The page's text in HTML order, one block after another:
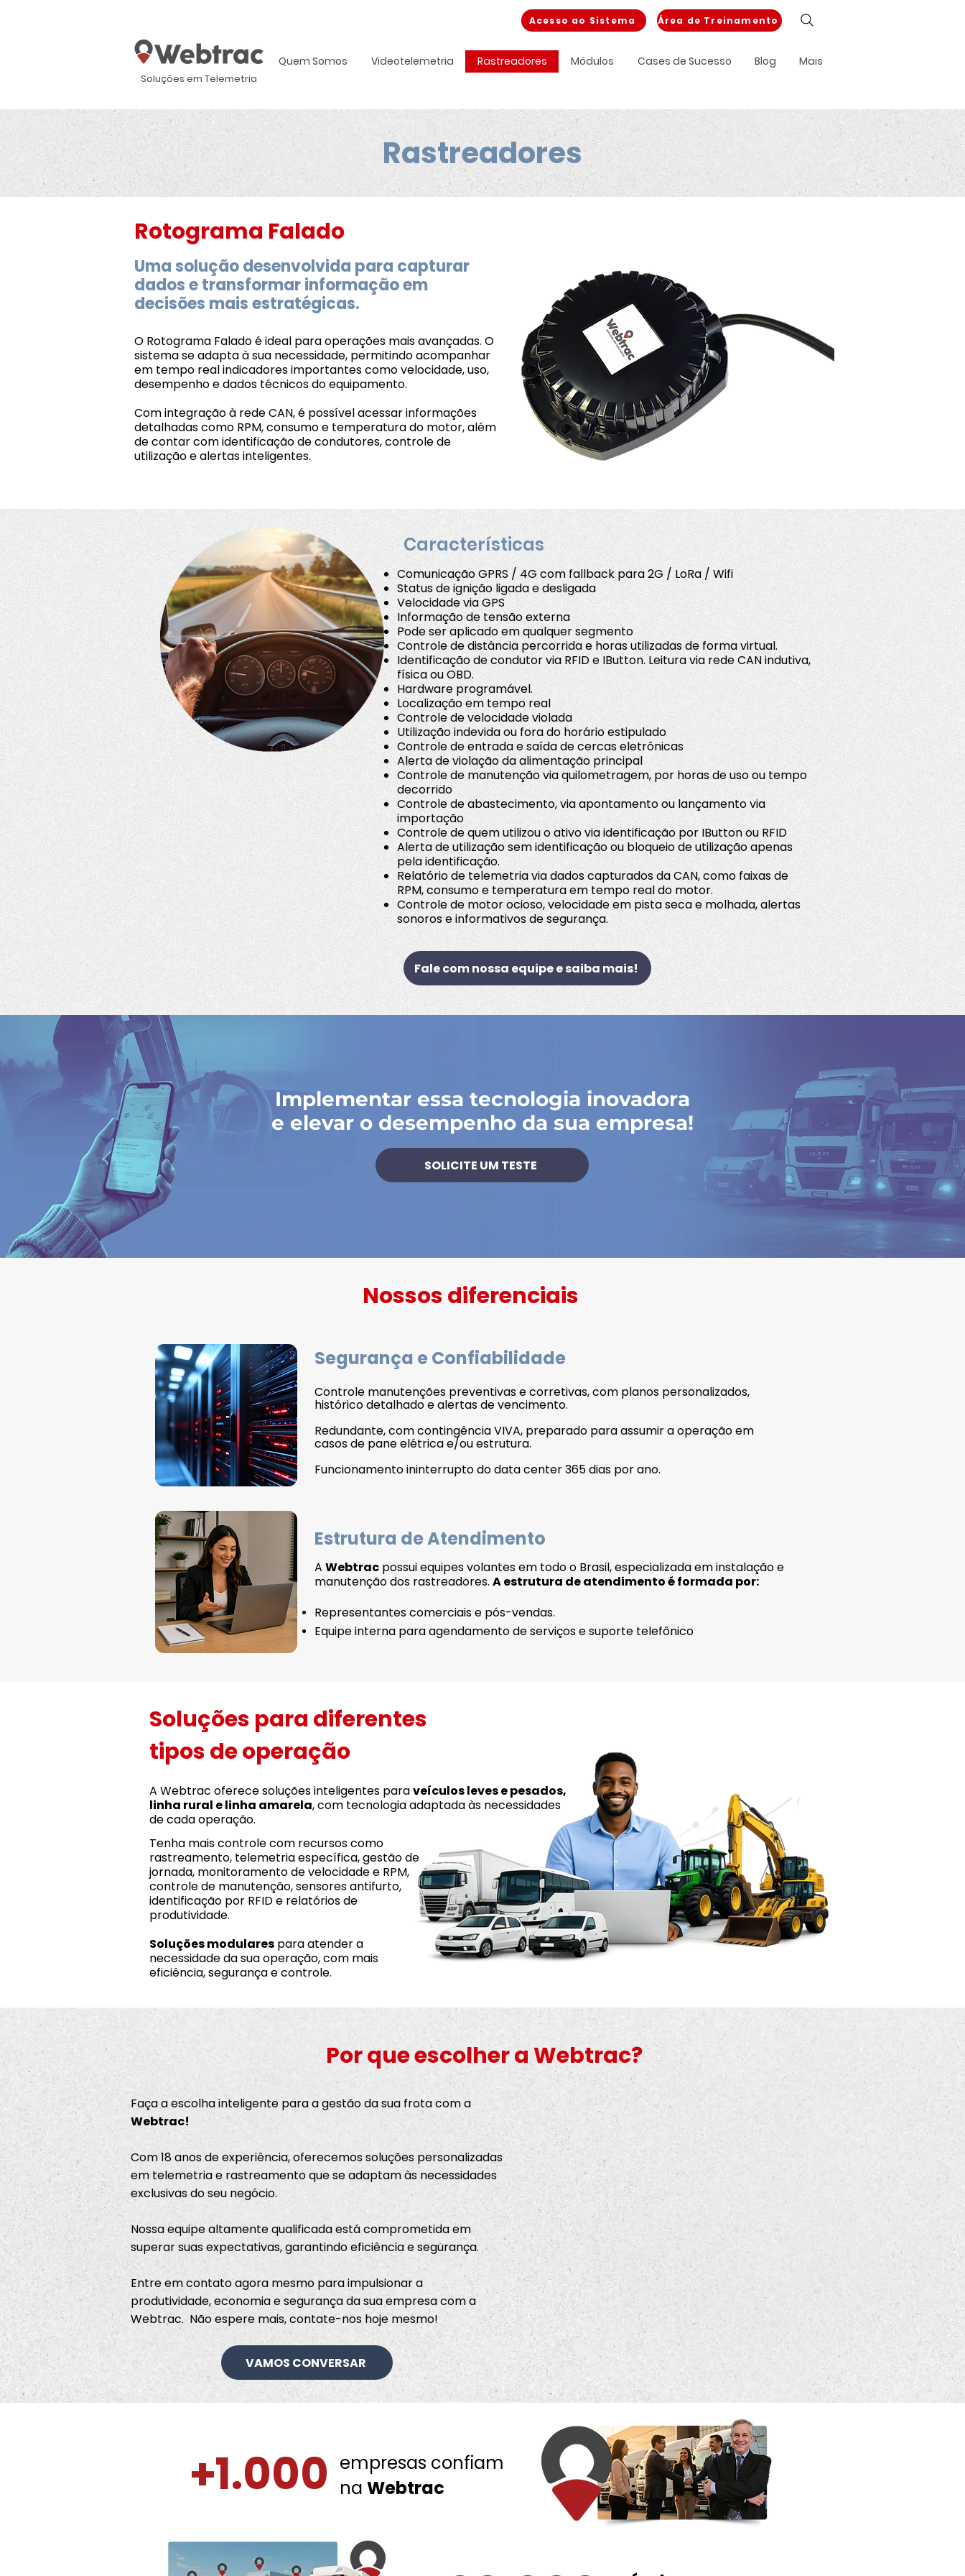
Soluções em Telemetria
Acesso ao Sistema Área de Treinamento
Quem Somos Videotelemetria Rastreadores Módulos Cases de Sucesso Blog Mais
Rastreadores
Rotograma Falado
Uma solução desenvolvida para capturar
dados e transformar informação em
decisões mais estratégicas.
O Rotograma Falado é ideal para operações mais avançadas. O
sistema se adapta à sua necessidade, permitindo acompanhar
em tempo real indicadores importantes como velocidade, uso,
desempenho e dados técnicos do equipamento.
Com integração à rede CAN, é possível acessar informações
detalhadas como RPM, consumo e temperatura do motor, além
de contar com identificação de condutores, controle de
utilização e alertas inteligentes.
Características
Comunicação GPRS / 4G com fallback para 2G / LoRa / Wifi
Status de ignição ligada e desligada
Velocidade via GPS
Informação de tensão externa
Pode ser aplicado em qualquer segmento
Controle de distância percorrida e horas utilizadas de forma virtual.
Identificação de condutor via RFID e IButton. Leitura via rede CAN indutiva,
física ou OBD.
Hardware programável.
Localização em tempo real
Controle de velocidade violada
Utilização indevida ou fora do horário estipulado
Controle de entrada e saída de cercas eletrônicas
Alerta de violação da alimentação principal
Controle de manutenção via quilometragem, por horas de uso ou tempo
decorrido
Controle de abastecimento, via apontamento ou lançamento via
importação
Controle de quem utilizou o ativo via identificação por IButton ou RFID
Alerta de utilização sem identificação ou bloqueio de utilização apenas
pela identificação.
Relatório de telemetria via dados capturados da CAN, como faixas de
RPM, consumo e temperatura em tempo real do motor.
Controle de motor ocioso, velocidade em pista seca e molhada, alertas
sonoros e informativos de segurança.
Fale com nossa equipe e saiba mais!
Implementar essa tecnologia inovadora
e elevar o desempenho da sua empresa!
SOLICITE UM TESTE
Nossos diferenciais
Segurança e Confiabilidade
Controle manutenções preventivas e corretivas, com planos personalizados,
histórico detalhado e alertas de vencimento.
Redundante, com contingência VIVA, preparado para assumir a operação em
casos de pane elétrica e/ou estrutura.
Funcionamento ininterrupto do data center 365 dias por ano.
Estrutura de Atendimento
A Webtrac possui equipes volantes em todo o Brasil, especializada em instalação e
manutenção dos rastreadores. A estrutura de atendimento é formada por:
Representantes comerciais e pós-vendas.
Equipe interna para agendamento de serviços e suporte telefônico
Soluções modulares para atender a
necessidade da sua operação, com mais
eficiência, segurança e controle.
Soluções para diferentes
tipos de operação
A Webtrac oferece soluções inteligentes paraveículos leves e pesados,
linha rural e linha amarela, com tecnologia adaptada às necessidades
de cada operação.
Tenha mais controle com recursos como
rastreamento, telemetria específica, gestão de
jornada, monitoramento de velocidade e RPM,
controle de manutenção, sensores antifurto,
identificação por RFID e relatórios de
produtividade.
Por que escolher a Webtrac?
Faça a escolha inteligente para a gestão da sua frota com a
Webtrac!
Com 18 anos de experiência, oferecemos soluções personalizadas
em telemetria e rastreamento que se adaptam às necessidades
exclusivas do seu negócio.
Nossa equipe altamente qualificada está comprometida em
superar suas expectativas, garantindo eficiência e segurança.
Entre em contato agora mesmo para impulsionar a
produtividade, economia e segurança da sua empresa com a
Webtrac. Não espere mais, contate-nos hoje mesmo!
VAMOS CONVERSAR
+1.000 empresas confiam
na Webtrac